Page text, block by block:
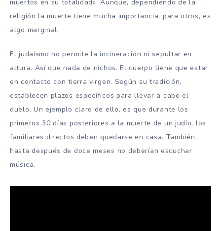
muertos en su totalidad». Aunque, dependiendo de la
religión la muerte tiene mucha importancia, para otros, es
algo marginal.
El judaísmo no permite la incineración ni sepultar en
altura. Así que nada de nichos. El cuerpo tiene que estar
en contacto con tierra virgen. Según su tradición,
establecen plazos específicos para llevar a cabo el
duelo. Un ejemplo claro de ello, es que durante los
primeros 30 días posteriores a la muerte de un judío, los
familiares directos deben quedarse en casa. También,
hasta después de doce meses no deberían escuchar
música.